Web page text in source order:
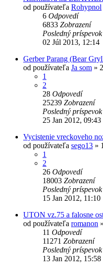
od používateľa Rohypnol
6 Odpovedí
6833 Zobrazení
Posledný príspevok
02 Júl 2013, 12:14
Gerber Parang (Bear
od používateľa Ja som »
1
2
28 Odpovedí
25239 Zobrazení
Posledný príspevok
25 Jan 2012, 09:43
Vycistenie vreckoveho
od používateľa sego13 »
1
2
26 Odpovedí
18003 Zobrazení
Posledný príspevok
15 Jan 2012, 11:10
UTON vz.75 a falosne
od používateľa romanon »
11 Odpovedí
11271 Zobrazení
Posledný príspevok
13 Jan 2012, 15:58